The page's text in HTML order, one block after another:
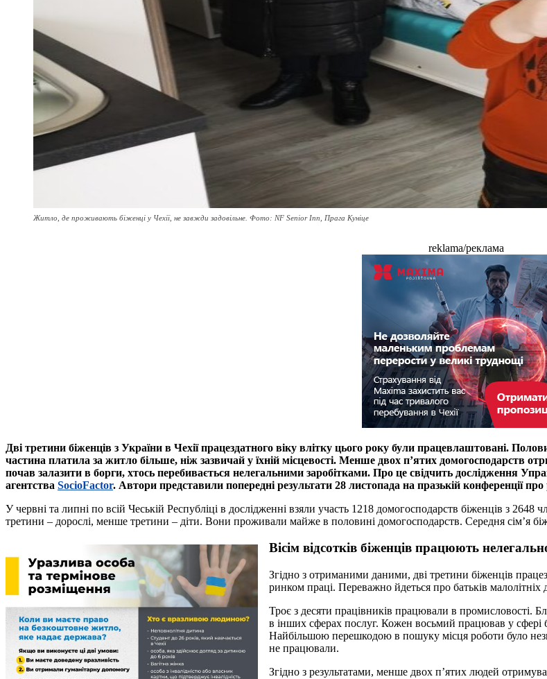
Житло, де проживають біженці у Чехії, не завжди задовільне. Фото: NF Senior Inn, Прага Куніце
reklama/реклама
Дві третини бiженців з України в Чехії працездатного віку влітку цього року були працевлаштовані.
частина платила за житло більше, ніж зазвичай у їхній місцевості. Менше двох п’ятих домогосподарств
почав залазити в борги, хтось перебивається нелегальними заробітками. Про це свідчить дослідження
агентства SocioFactor. Автори представили попередні результати 28 листопада на празькій конференції про
У червні та липні по всій Чеській Республіці в дослідженні взяли участь 1218 домогосподарств біженців з
третини – дорослі, менше третини – діти. Вони проживали майже в половині домогосподарств. Середня сім’я
Вісім відсотків бiженців працюють
Згідно з отриманими даними, дві третини бiженців
ринком праці. Переважно йдеться про батьків малолітніх
Троє з десяти працівників працювали в промисловості.
в інших сферах послуг. Кожен восьмий працював у сфері
Найбільшою перешкодою в пошуку місця роботи було
не працювали.
Згідно з результатами, менше двох п’ятих людей